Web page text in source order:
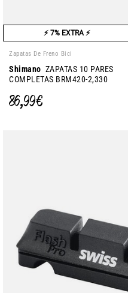
⚡ 7% EXTRA ⚡
Zapatas De Freno Bici
Shimano ZAPATAS 10 PARES
COMPLETAS BRM420-2,330
86,99 €